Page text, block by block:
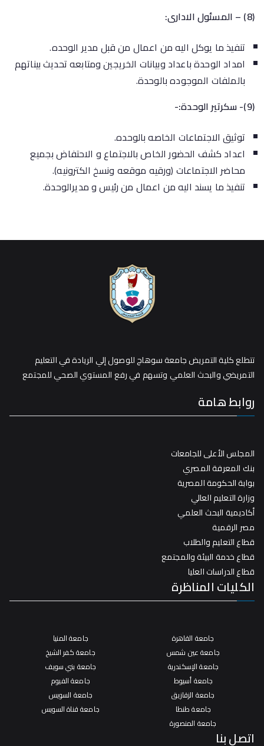
(8) – المسئول الادارى:
تنفيذ ما يوكل اليه من اعمال من قبل مدير الوحده.
امداد الوحدة باعداد وبيانات الخريجين ومتابعه تحديث بيناتهم
بالملفات الموجوده بالوحدة.
(9)- سكرتير الوحدة:-
توثيق الاجتماعات الخاصه بالوحده.
اعداد كشف الحضور الخاص بالاجتماع و الاحتفاض بجميع
محاضر الاجتماعات (ورقيه موقعه ونسخ الكترونيه).
تنفيذ ما يسند اليه من اعمال من رئيس و مديرالوحدة.
تتطلع كلية التمريض جامعة سوهاج للوصول إلي الريادة في التعليم
التمريضي والبحث العلمي وتسهم في رفع المستوي الصحي للمجتمع
روابط هامة
المجلس الأعلى للجامعات
بنك المعرفة المصري
بوابة الحكومة المصرية
وزارة التعليم العالي
أكاديمية البحث العلمي
مصر الرقمية
قطاع التعليم والطلاب
قطاع خدمة البيئة والمجتمع
قطاع الدراسات العليا
الكليات المناظرة
جامعة القاهرة
جامعة عين شمس
جامعة الإسكندرية
جامعة أسيوط
جامعة الزقازيق
جامعة طنطا
جامعة المنصورة
جامعة المنيا
جامعة كفر الشيخ
جامعة بني سويف
جامعة الفيوم
جامعة السويس
جامعة قناة السويس
اتصل بنا